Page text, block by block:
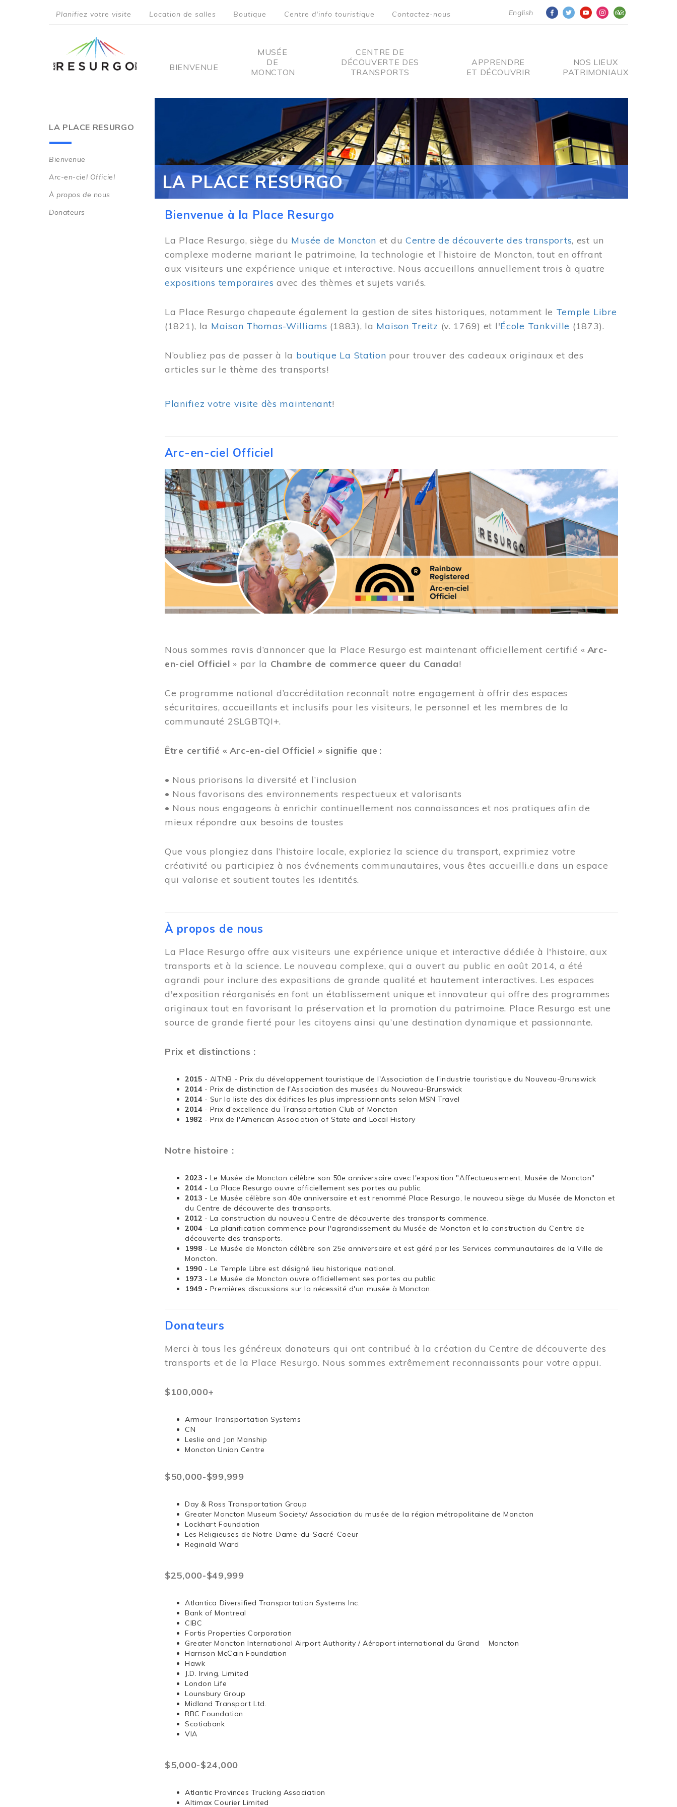
English
menu
Planifiez votre visite Location de salles Boutique Centre d'info touristique Contactez-nous
Main
BIENVENUE
MUSÉE
DE
MONCTON
CENTRE DE
DÉCOUVERTE DES
TRANSPORTS
APPRENDRE
ET DÉCOUVRIR
NOS LIEUX
PATRIMONIAUX
LA PLACE RESURGO
Main
navigation
Bienvenue
Arc-en-ciel Officiel
À propos de nous
Donateurs
LA PLACE RESURGO
Bienvenue à la Place Resurgo
La Place Resurgo, siège du Musée de Moncton et duCentre de découverte des transports, est un
complexe moderne mariant le patrimoine, la technologie et l’histoire de Moncton, tout en offrant
aux visiteurs une expérience unique et interactive. Nous accueillons annuellement trois à quatre
expositions temporaires avec des thèmes et sujets variés.
La Place Resurgo chapeaute également la gestion de sites historiques, notamment le Temple Libre
(1821), la Maison Thomas-Williams (1883), la Maison Treitz (v. 1769) et l'École Tankville (1873).
N’oubliez pas de passer à la boutique La Station pour trouver des cadeaux originaux et des
articles sur le thème des transports!
Planifiez votre visite dès maintenant!
Arc-en-ciel Officiel
Image
Nous sommes ravis d’annoncer que la Place Resurgo est maintenant officiellement certifié « Arc-
en-ciel Officiel » par la Chambre de commerce queer du Canada!
Ce programme national d’accréditation reconnaît notre engagement à offrir des espaces
sécuritaires, accueillants et inclusifs pour les visiteurs, le personnel et les membres de la
communauté 2SLGBTQI+.
Être certifié « Arc-en-ciel Officiel » signifie que :
• Nous priorisons la diversité et l’inclusion
• Nous favorisons des environnements respectueux et valorisants
• Nous nous engageons à enrichir continuellement nos connaissances et nos pratiques afin de
mieux répondre aux besoins de toustes
Que vous plongiez dans l’histoire locale, exploriez la science du transport, exprimiez votre
créativité ou participiez à nos événements communautaires, vous êtes accueilli.e dans un espace
qui valorise et soutient toutes les identités.
À propos de nous
La Place Resurgo offre aux visiteurs une expérience unique et interactive dédiée à l'histoire, aux
transports et à la science. Le nouveau complexe, qui a ouvert au public en août 2014, a été
agrandi pour inclure des expositions de grande qualité et hautement interactives. Les espaces
d'exposition réorganisés en font un établissement unique et innovateur qui offre des programmes
originaux tout en favorisant la préservation et la promotion du patrimoine. Place Resurgo est une
source de grande fierté pour les citoyens ainsi qu’une destination dynamique et passionnante.
Prix et distinctions :
2015 - AITNB - Prix du développement touristique de l'Association de l'industrie touristique du Nouveau-Brunswick
2014 - Prix de distinction de l'Association des musées du Nouveau-Brunswick
2014 - Sur la liste des dix édifices les plus impressionnants selon MSN Travel
2014 - Prix d'excellence du Transportation Club of Moncton
1982 - Prix de l'American Association of State and Local History
Notre histoire :
2023 - Le Musée de Moncton célèbre son 50e anniversaire avec l'exposition "Affectueusement, Musée de Moncton"
2014 - La Place Resurgo ouvre officiellement ses portes au public.
2013 - Le Musée célèbre son 40e anniversaire et est renommé Place Resurgo, le nouveau siège du Musée de Moncton et
du Centre de découverte des transports.
2012 - La construction du nouveau Centre de découverte des transports commence.
2004 - La planification commence pour l'agrandissement du Musée de Moncton et la construction du Centre de
découverte des transports.
1998 - Le Musée de Moncton célèbre son 25e anniversaire et est géré par les Services communautaires de la Ville de
Moncton.
1990 - Le Temple Libre est désigné lieu historique national.
1973 - Le Musée de Moncton ouvre officiellement ses portes au public.
1949 - Premières discussions sur la nécessité d'un musée à Moncton.
Donateurs
Merci à tous les généreux donateurs qui ont contribué à la création du Centre de découverte des
transports et de la Place Resurgo. Nous sommes extrêmement reconnaissants pour votre appui.
$100,000+
Armour Transportation Systems
CN
Leslie and Jon Manship
Moncton Union Centre
$50,000-$99,999
Day & Ross Transportation Group
Greater Moncton Museum Society/ Association du musée de la région métropolitaine de Moncton
Lockhart Foundation
Les Religieuses de Notre-Dame-du-Sacré-Coeur
Reginald Ward
$25,000-$49,999
Atlantica Diversified Transportation Systems Inc.
Bank of Montreal
CIBC
Fortis Properties Corporation
Greater Moncton International Airport Authority / Aéroport international du Grand Moncton
Harrison McCain Foundation
Hawk
J.D. Irving, Limited
London Life
Lounsbury Group
Midland Transport Ltd.
RBC Foundation
Scotiabank
VIA
$5,000-$24,000
Atlantic Provinces Trucking Association
Altimax Courier Limited